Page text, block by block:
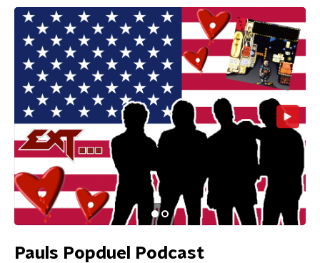
Pauls Popduel Podcast